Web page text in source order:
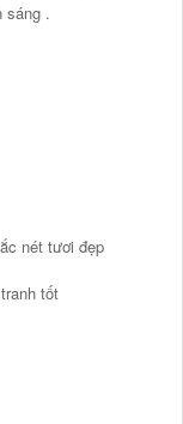
sáng .
nét tươi đẹp
tốt